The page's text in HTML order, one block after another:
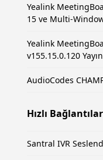
Yealink
15 ve Multi-
Yealink
v155.15.0.120
AudioCodes
Hızlı Bağlantılar
Santral IVR